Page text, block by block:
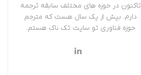
تاکنون در حوزه های مختلف سابقه ترجمه
دارم. بیش از یک سال هست که مترجم
حوزه فناوری تو سایت تک ناک هستم.